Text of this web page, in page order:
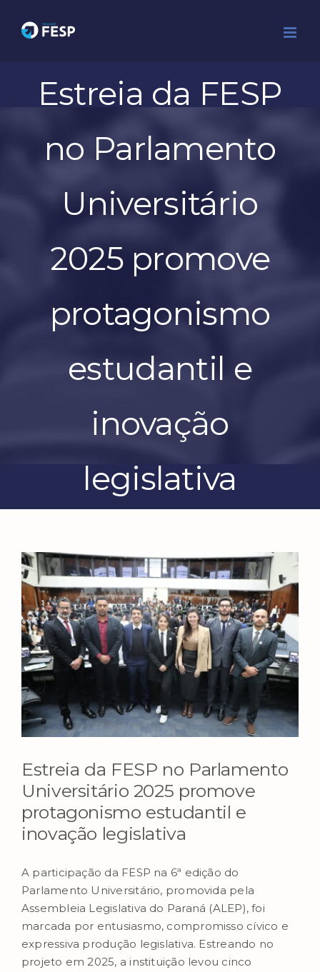
para
Estreia da FESP
no Parlamento
Universitário
2025 promove
protagonismo
estudantil e
inovação
legislativa
View
Larger
Image
Estreia da FESP no Parlamento
Universitário 2025 promove
protagonismo estudantil e
inovação legislativa
A participação da FESP na 6ª edição do
Parlamento Universitário, promovida pela
Assembleia Legislativa do Paraná (ALEP), foi
marcada por entusiasmo, compromisso cívico e
expressiva produção legislativa. Estreando no
projeto em 2025, a instituição levou cinco